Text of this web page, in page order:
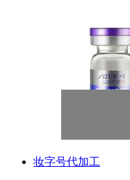
妆字号代加工